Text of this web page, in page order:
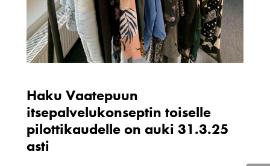
Haku Vaatepuun
itsepalvelukonseptin toiselle
pilottikaudelle on auki 31.3.25
asti